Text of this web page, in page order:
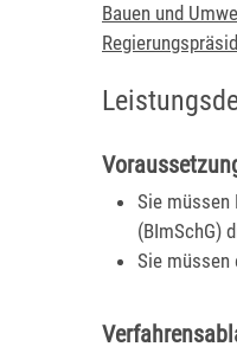
Bauen und
Sie müssen
(BImSchG)
Sie müssen